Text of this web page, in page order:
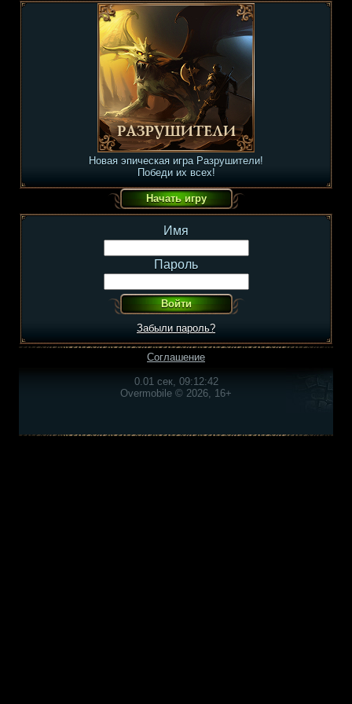
Новая эпическая игра Разрушители!
Победи их всех!
Имя
Пароль
Забыли пароль?
Соглашение
0.01 сек, 09:12:42
Overmobile © 2026, 16+